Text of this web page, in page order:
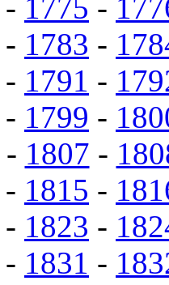
- 1775 -
- 1783 -
- 1791 -
- 1799 -
- 1807 -
- 1815 -
- 1823 -
- 1831 -